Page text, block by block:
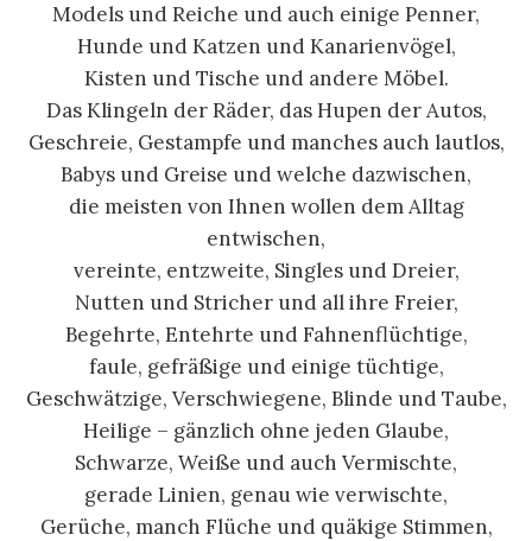
Models und Reiche und auch einige Penner,
Hunde und Katzen und Kanarienvögel,
Kisten und Tische und andere Möbel.
Das Klingeln der Räder, das Hupen der Autos,
Geschreie, Gestampfe und manches auch lautlos,
Babys und Greise und welche dazwischen,
die meisten von Ihnen wollen dem Alltag
entwischen,
vereinte, entzweite, Singles und Dreier,
Nutten und Stricher und all ihre Freier,
Begehrte, Entehrte und Fahnenflüchtige,
faule, gefräßige und einige tüchtige,
Geschwätzige, Verschwiegene, Blinde und Taube,
Heilige – gänzlich ohne jeden Glaube,
Schwarze, Weiße und auch Vermischte,
gerade Linien, genau wie verwischte,
Gerüche, manch Flüche und quäkige Stimmen,